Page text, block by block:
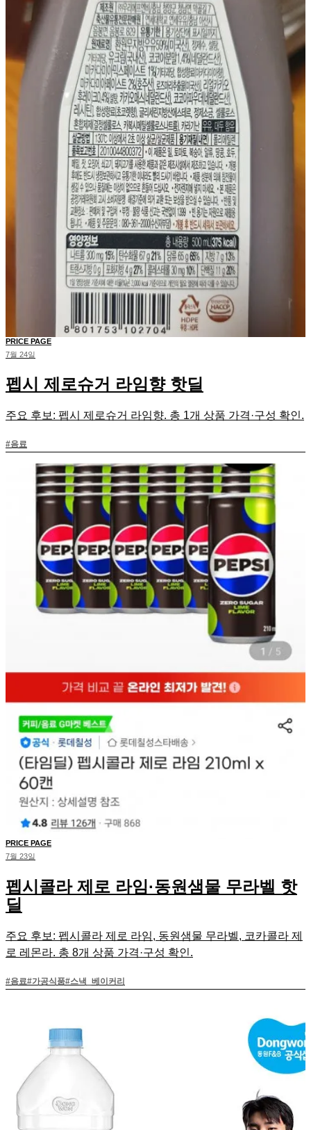
PRICE PAGE
7월 24일
펩시 제로슈거 라임향 핫딜
주요 후보: 펩시 제로슈거 라임향. 총 1개 상품 가격·구성 확인.
#음료
PRICE PAGE
7월 23일
펩시콜라 제로 라임·동원샘물 무라벨 핫
딜
주요 후보: 펩시콜라 제로 라임, 동원샘물 무라벨, 코카콜라 제
로 레몬라. 총 8개 상품 가격·구성 확인.
#음료#가공식품#스낵_베이커리